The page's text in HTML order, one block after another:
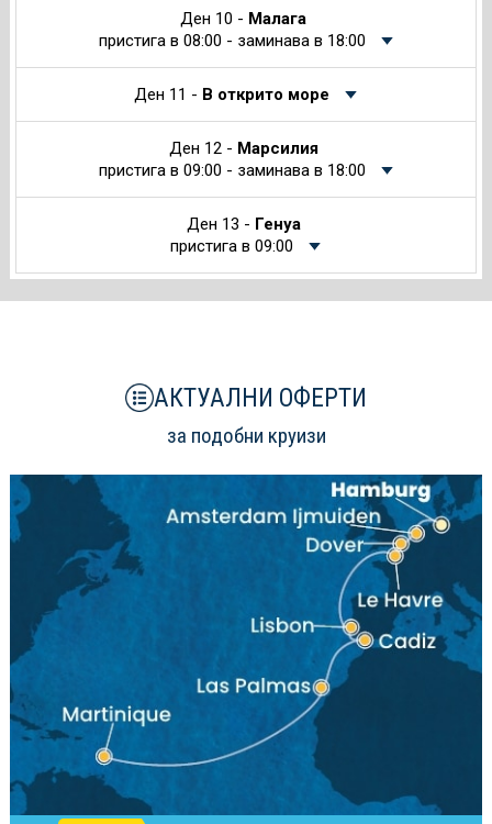
Ден 10 - Малага
пристига в 08:00 - заминава в 18:00
Ден 11 - В открито море
Ден 12 - Марсилия
пристига в 09:00 - заминава в 18:00
Ден 13 - Генуа
пристига в 09:00
АКТУАЛНИ ОФЕРТИ
за подобни круизи